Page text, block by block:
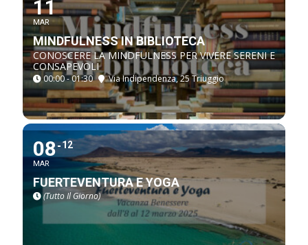
11
MAR
MINDFULNESS IN BIBLIOTECA
CONOSCERE LA MINDFULNESS PER VIVERE SERENI E
CONSAPEVOLI
00:00 - 01:30 Via Indipendenza, 25 Triuggio
08
MAR
12
FUERTEVENTURA E YOGA
(Tutto Il Giorno)